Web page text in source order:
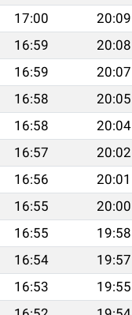
17:00 20:09
16:59 20:08
16:59 20:07
16:58 20:05
16:58 20:04
16:57 20:02
16:56 20:01
16:55 20:00
16:55 19:58
16:54 19:57
16:53 19:55